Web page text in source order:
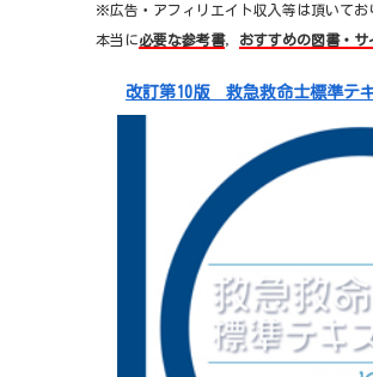
※広告・アフィリエイト収入等は頂いてお
本当に必要な参考書， おすすめの図書・サ
改訂第10版 救急救命士標準テ